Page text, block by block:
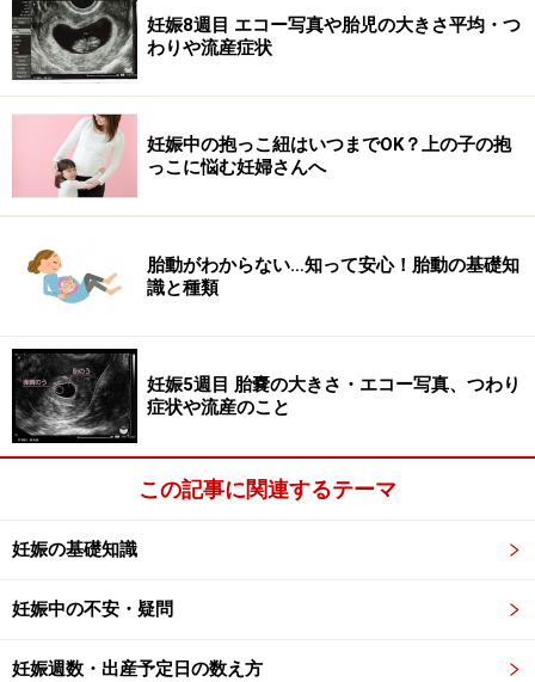
※記事内容は執筆時点のものです。最新の内容をご確認くださ
い。
※妊娠中の症状には個人差があります。記事内容は執筆者個人の
ありません。体の不調を感じた場合は、適切な医療機関での受診
をおすすめいたします。当サイトで提供する情報に基づいて被っ
たいかなる損害についても、当社、各ガイド、その他当社と契約
した情報提供者は一切の責任を負いかねます。
妊娠8週目 エコー写真や胎児の大きさ平均・つ
わりや流産症状
妊娠中の抱っこ紐はいつまでOK？上の子の抱
っこに悩む妊婦さんへ
胎動がわからない…知って安心！胎動の基礎知
識と種類
妊娠5週目 胎嚢の大きさ・エコー写真、つわり
症状や流産のこと
この記事に関連するテーマ
妊娠の基礎知識
妊娠中の不安・疑問
妊娠週数・出産予定日の数え方